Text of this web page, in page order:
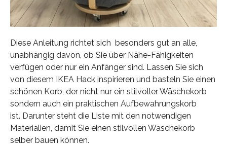
Diese Anleitung richtet sich besonders gut an alle,
unabhängig davon, ob Sie über Nähe-Fähigkeiten
verfügen oder nur ein Anfänger sind. Lassen Sie sich
von diesem IKEA Hack inspirieren und basteln Sie einen
schönen Korb, der nicht nur ein stilvoller Wäschekorb
sondern auch ein praktischen Aufbewahrungskorb
ist. Darunter steht die Liste mit den notwendigen
Materialien, damit Sie einen stilvollen Wäschekorb
selber bauen können.